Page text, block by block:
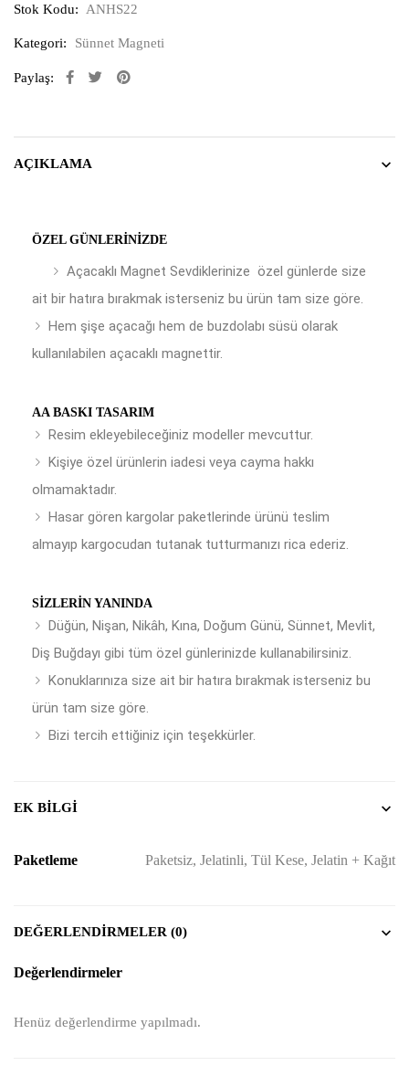
Stok Kodu: ANHS22
Kategori: Sünnet Magneti
Paylaş:
AÇIKLAMA
ÖZEL GÜNLERINIZDE
Açacaklı Magnet Sevdiklerinize özel günlerde size
ait bir hatıra bırakmak isterseniz bu ürün tam size göre.
Hem şişe açacağı hem de buzdolabı süsü olarak
kullanılabilen açacaklı magnettir.
AA BASKI TASARIM
Resim ekleyebileceğiniz modeller mevcuttur.
Kişiye özel ürünlerin iadesi veya cayma hakkı
olmamaktadır.
Hasar gören kargolar paketlerinde ürünü teslim
almayıp kargocudan tutanak tutturmanızı rica ederiz.
SIZLERIN YANINDA
Düğün, Nişan, Nikâh, Kına, Doğum Günü, Sünnet, Mevlit,
Diş Buğdayı gibi tüm özel günlerinizde kullanabilirsiniz.
Konuklarınıza size ait bir hatıra bırakmak isterseniz bu
ürün tam size göre.
Bizi tercih ettiğiniz için teşekkürler.
EK BILGI
Paketleme Paketsiz, Jelatinli, Tül Kese, Jelatin + Kağıt
DEĞERLENDIRMELER (0)
Değerlendirmeler
Henüz değerlendirme yapılmadı.